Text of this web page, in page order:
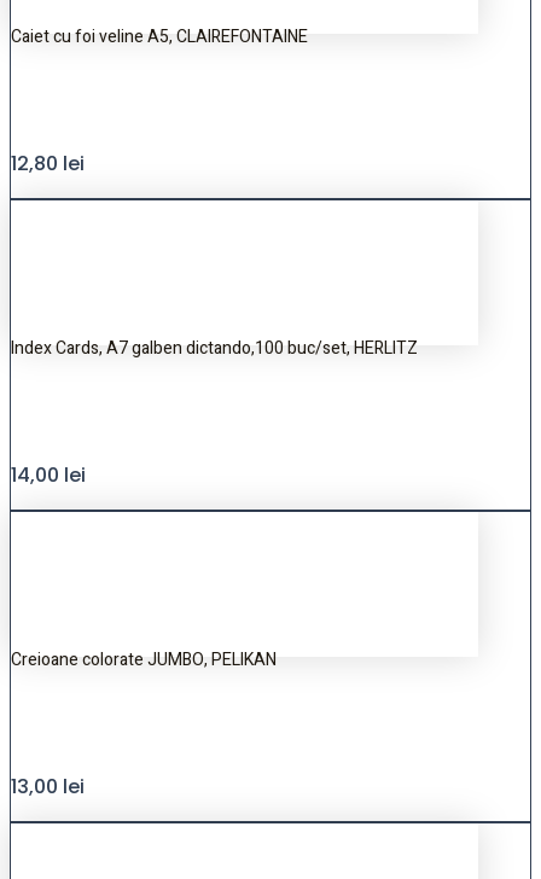
Caiet cu foi veline A5, CLAIREFONTAINE
12,80 lei
Index Cards, A7 galben dictando,100 buc/set, HERLITZ
14,00 lei
Creioane colorate JUMBO, PELIKAN
13,00 lei